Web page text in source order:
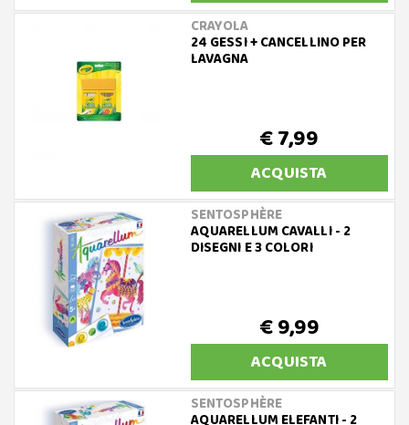
CRAYOLA
24 GESSI + CANCELLINO PER
LAVAGNA
€ 7,99
ACQUISTA
SENTOSPHÈRE
AQUARELLUM CAVALLI - 2
DISEGNI E 3 COLORI
€ 9,99
ACQUISTA
SENTOSPHÈRE
AQUARELLUM ELEFANTI - 2